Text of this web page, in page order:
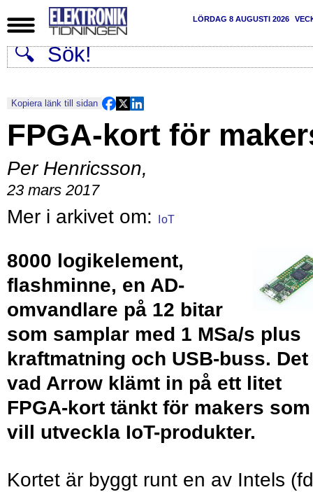
LÖRDAG 8 AUGUSTI 2026
Kopiera länk till sidan
FPGA-kort för
Per Henricsson,
23 mars 2017
IoT
8000 logikelement,
flashminne, en AD-
omvandlare på 12 bitar
som samplar med 1 MSa/s plus
kraftmatning och USB-buss. Det
vad Arrow klämt in på ett litet
FPGA-kort tänkt för makers som
vill utveckla IoT-produkter.
Kortet är byggt runt en av Intels (fd